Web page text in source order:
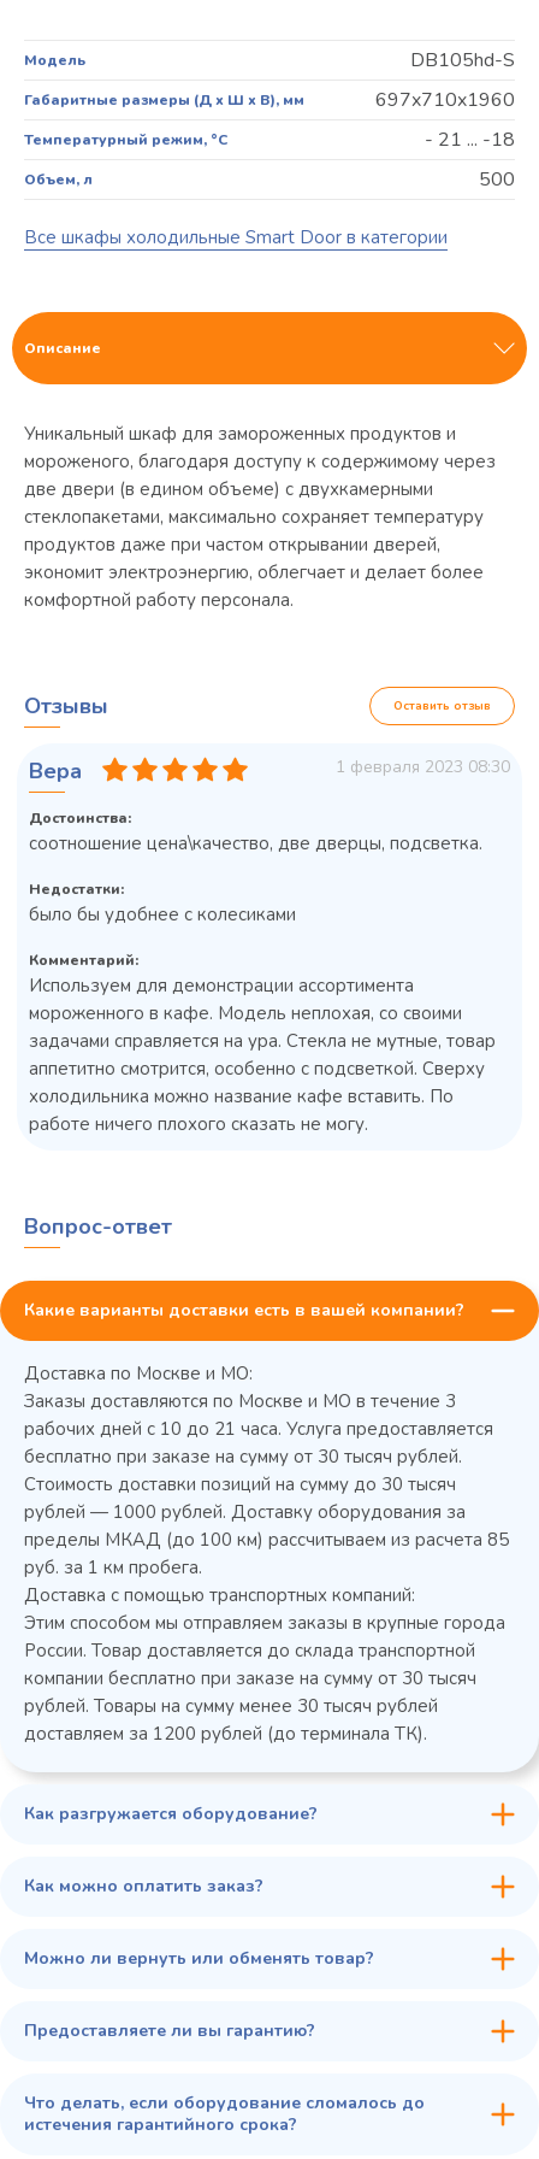
Модель DB105hd-S
Габаритные размеры (Д х Ш х В), мм 697x710x1960
Температурный режим, °C - 21 ... -18
Объем, л 500
Все шкафы холодильные Smart Door в категории
Описание
Уникальный шкаф для замороженных продуктов и
мороженого, благодаря доступу к содержимому через
две двери (в едином объеме) с двухкамерными
стеклопакетами, максимально сохраняет температуру
продуктов даже при частом открывании дверей,
экономит электроэнергию, облегчает и делает более
комфортной работу персонала.
Колода разрубочная КР-5/5
45 900 ₽ ✓ В наличии
В сравнение
В избранное
Купить в 1 клик В корзину
Отзывы Оставить отзыв
Вера 1 февраля 2023 08:30
Достоинства:
соотношение цена\качество, две дверцы, подсветка.
Недостатки:
было бы удобнее с колесиками
Комментарий:
Используем для демонстрации ассортимента
мороженного в кафе. Модель неплохая, со своими
задачами справляется на ура. Стекла не мутные, товар
аппетитно смотрится, особенно с подсветкой. Сверху
холодильника можно название кафе вставить. По
работе ничего плохого сказать не могу.
Вопрос-ответ
Какие варианты доставки есть в вашей компании?
Доставка по Москве и МО:
Заказы доставляются по Москве и МО в течение 3
рабочих дней с 10 до 21 часа. Услуга предоставляется
бесплатно при заказе на сумму от 30 тысяч рублей.
Стоимость доставки позиций на сумму до 30 тысяч
рублей — 1000 рублей. Доставку оборудования за
пределы МКАД (до 100 км) рассчитываем из расчета 85
руб. за 1 км пробега.
Доставка с помощью транспортных компаний:
Этим способом мы отправляем заказы в крупные города
России. Товар доставляется до склада транспортной
компании бесплатно при заказе на сумму от 30 тысяч
рублей. Товары на сумму менее 30 тысяч рублей
доставляем за 1200 рублей (до терминала ТК).
Как разгружается оборудование?
Как можно оплатить заказ?
Можно ли вернуть или обменять товар?
Предоставляете ли вы гарантию?
Что делать, если оборудование сломалось до
истечения гарантийного срока?